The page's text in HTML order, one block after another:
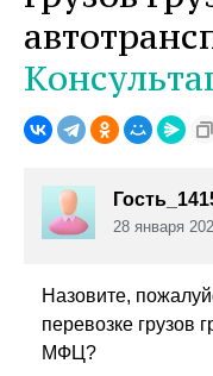
28 января
Назовите,
перевозке грузов
МФЦ?